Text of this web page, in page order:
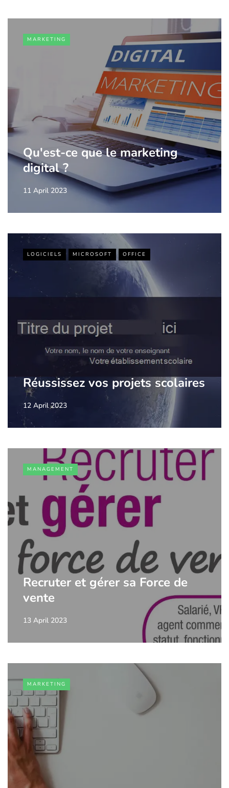
MARKETING
Qu'est-ce que le marketing
digital ?
11 April 2023
LOGICIELS MICROSOFT OFFICE
Réussissez vos projets scolaires
12 April 2023
MANAGEMENT
Recruter et gérer sa Force de
vente
13 April 2023
MARKETING